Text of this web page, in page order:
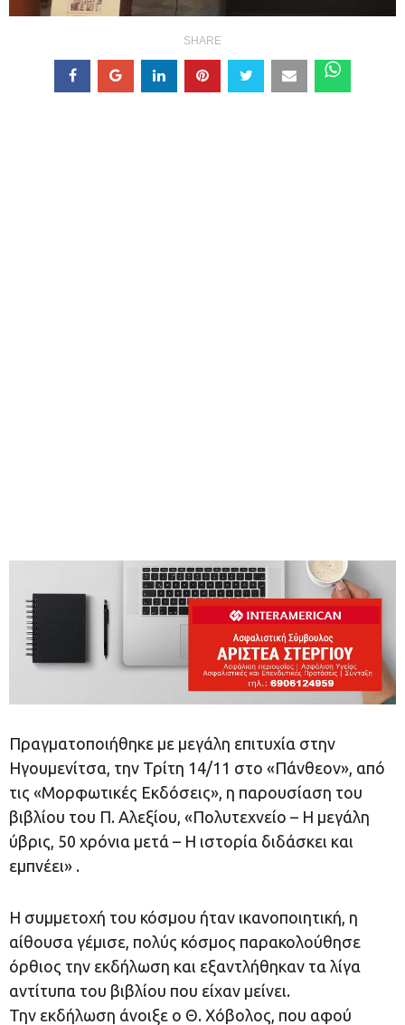
SHARE
Πραγματοποιήθηκε με μεγάλη επιτυχία στην
Ηγουμενίτσα, την Τρίτη 14/11 στο «Πάνθεον», από
τις «Μορφωτικές Εκδόσεις», η παρουσίαση του
βιβλίου του Π. Αλεξίου, «Πολυτεχνείο – Η μεγάλη
ύβρις, 50 χρόνια μετά – Η ιστορία διδάσκει και
εμπνέει» .
Η συμμετοχή του κόσμου ήταν ικανοποιητική, η
αίθουσα γέμισε, πολύς κόσμος παρακολούθησε
όρθιος την εκδήλωση και εξαντλήθηκαν τα λίγα
αντίτυπα του βιβλίου που είχαν μείνει.
Την εκδήλωση άνοιξε ο Θ. Χόβολος, που αφού